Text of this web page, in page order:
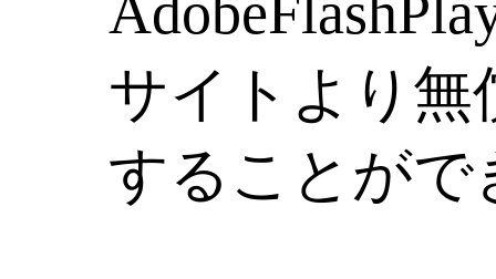
サイトより無
することがで